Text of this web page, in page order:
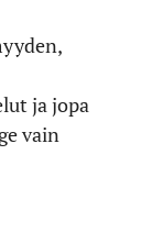
ja jopa
vain